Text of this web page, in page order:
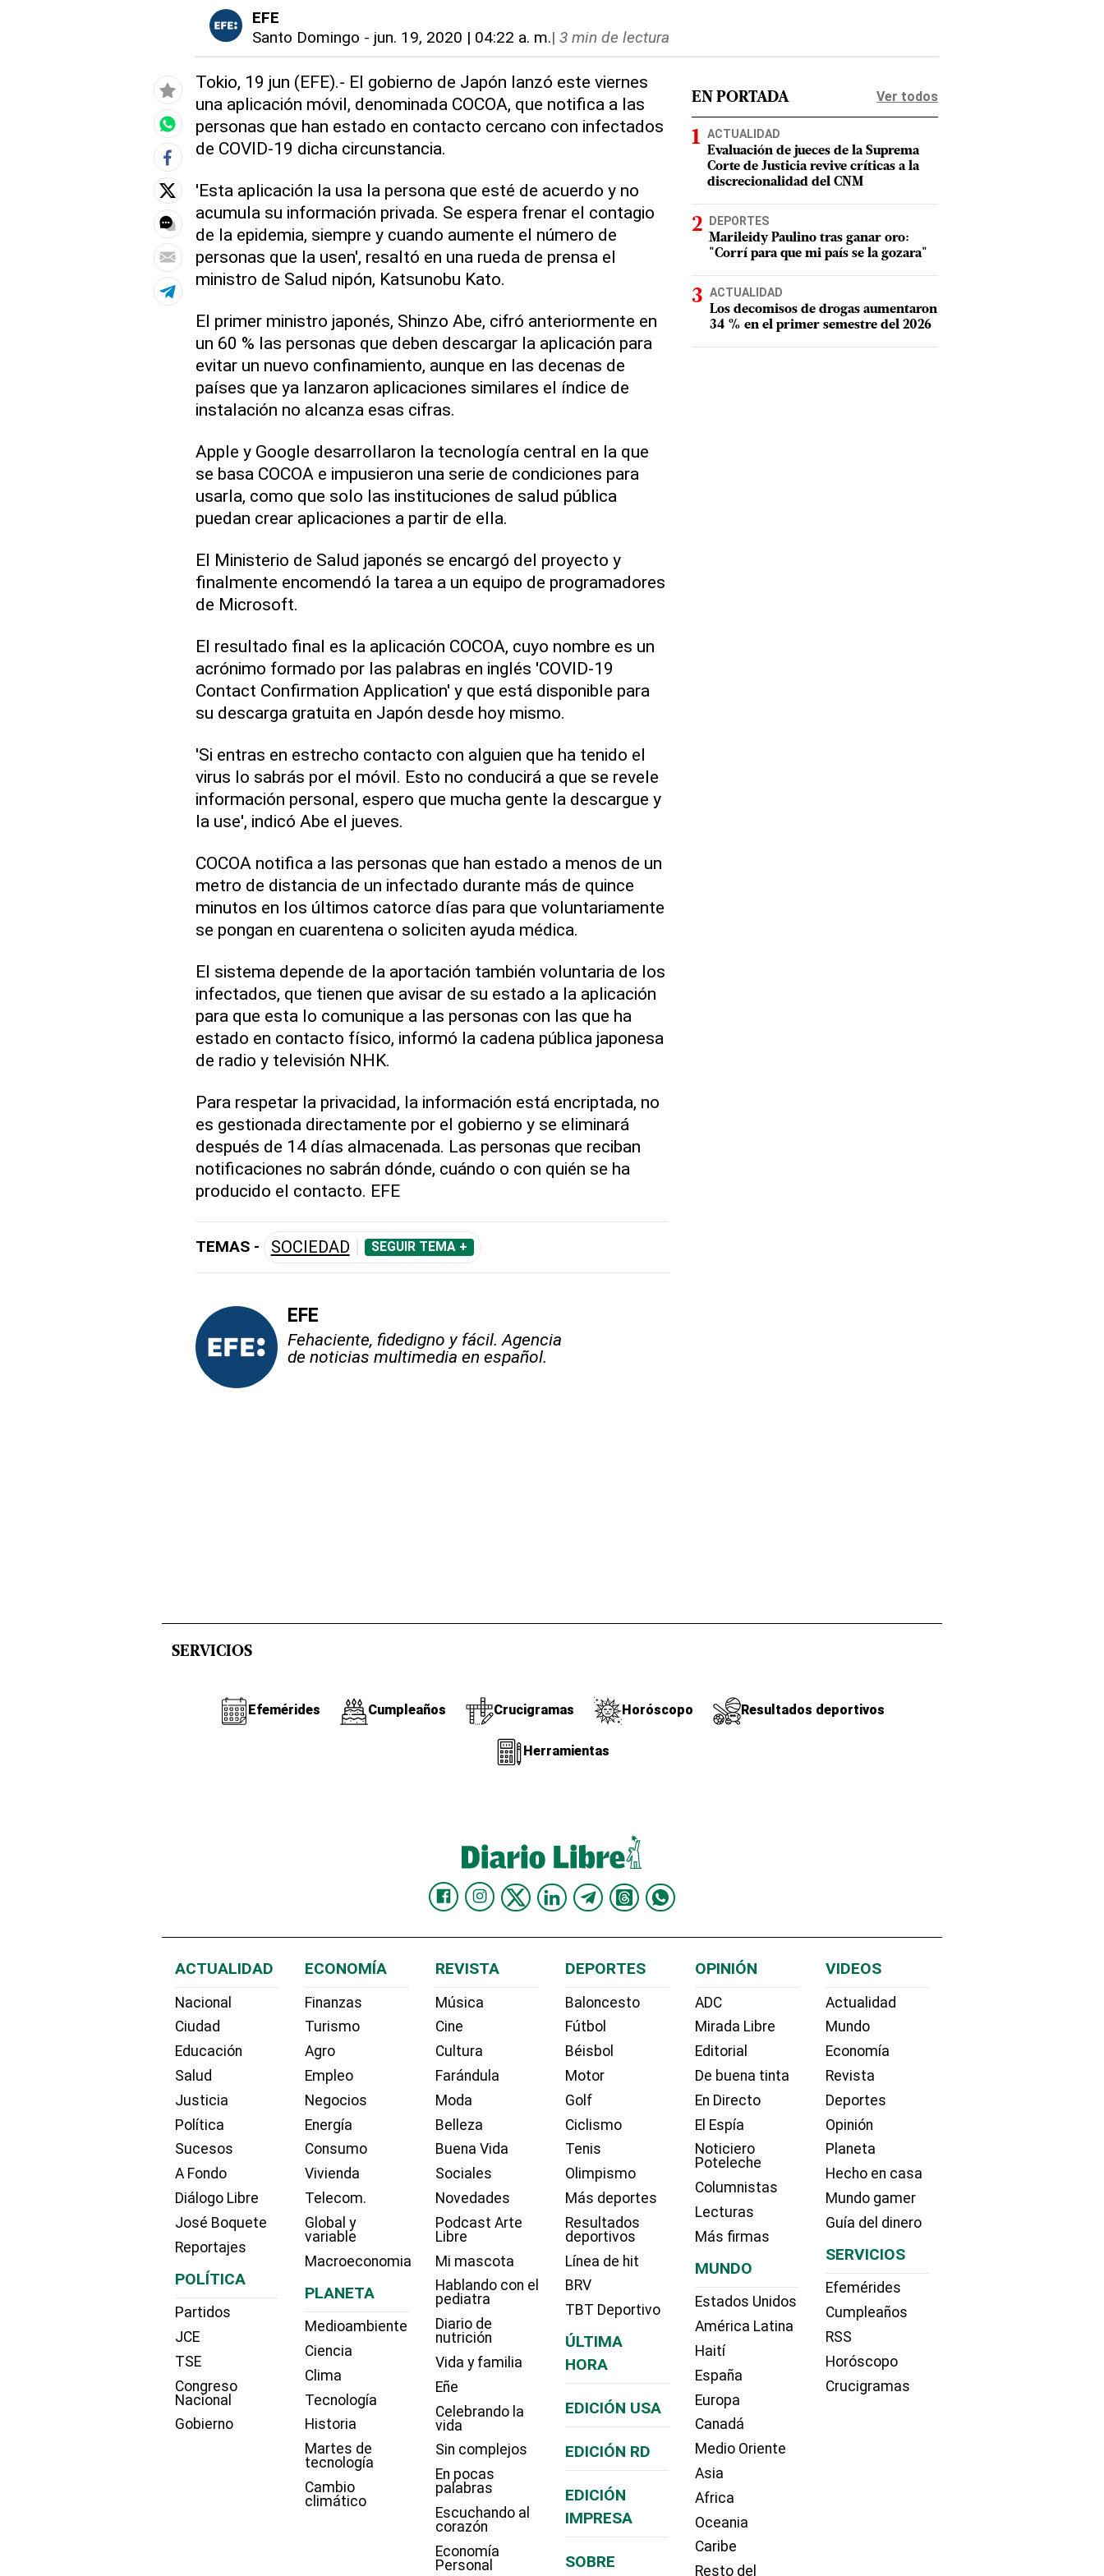
EFE
Santo Domingo - jun. 19, 2020 | 04:22 a. m.| 3 min de lectura
Tokio, 19 jun (EFE).- El gobierno de Japón lanzó este viernes
una aplicación móvil, denominada COCOA, que notifica a las
personas que han estado en contacto cercano con infectados
de COVID-19 dicha circunstancia.
'Esta aplicación la usa la persona que esté de acuerdo y no
acumula su información privada. Se espera frenar el contagio
de la epidemia, siempre y cuando aumente el número de
personas que la usen', resaltó en una rueda de prensa el
ministro de Salud nipón, Katsunobu Kato.
El primer ministro japonés, Shinzo Abe, cifró anteriormente en
un 60 % las personas que deben descargar la aplicación para
evitar un nuevo confinamiento, aunque en las decenas de
países que ya lanzaron aplicaciones similares el índice de
instalación no alcanza esas cifras.
Apple y Google desarrollaron la tecnología central en la que
se basa COCOA e impusieron una serie de condiciones para
usarla, como que solo las instituciones de salud pública
puedan crear aplicaciones a partir de ella.
El Ministerio de Salud japonés se encargó del proyecto y
finalmente encomendó la tarea a un equipo de programadores
de Microsoft.
El resultado final es la aplicación COCOA, cuyo nombre es un
acrónimo formado por las palabras en inglés 'COVID-19
Contact Confirmation Application' y que está disponible para
su descarga gratuita en Japón desde hoy mismo.
'Si entras en estrecho contacto con alguien que ha tenido el
virus lo sabrás por el móvil. Esto no conducirá a que se revele
información personal, espero que mucha gente la descargue y
la use', indicó Abe el jueves.
COCOA notifica a las personas que han estado a menos de un
metro de distancia de un infectado durante más de quince
minutos en los últimos catorce días para que voluntariamente
se pongan en cuarentena o soliciten ayuda médica.
El sistema depende de la aportación también voluntaria de los
infectados, que tienen que avisar de su estado a la aplicación
para que esta lo comunique a las personas con las que ha
estado en contacto físico, informó la cadena pública japonesa
de radio y televisión NHK.
Para respetar la privacidad, la información está encriptada, no
es gestionada directamente por el gobierno y se eliminará
después de 14 días almacenada. Las personas que reciban
notificaciones no sabrán dónde, cuándo o con quién se ha
producido el contacto. EFE
TEMAS - SOCIEDAD SEGUIR TEMA +
EFE
Fehaciente, fidedigno y fácil. Agencia
de noticias multimedia en español.
EN PORTADA Ver todos
ACTUALIDAD
Evaluación de jueces de la Suprema
Corte de Justicia revive críticas a la
discrecionalidad del CNM
DEPORTES
Marileidy Paulino tras ganar oro:
"Corrí para que mi país se la gozara"
ACTUALIDAD
Los decomisos de drogas aumentaron
34 % en el primer semestre del 2026
SERVICIOS
Efemérides Cumpleaños Crucigramas Horóscopo Resultados deportivos
Herramientas
ACTUALIDAD
Nacional
Ciudad
Educación
Salud
Justicia
Política
Sucesos
A Fondo
Diálogo Libre
José Boquete
Reportajes
POLÍTICA
Partidos
JCE
TSE
Congreso
Nacional
Gobierno
ECONOMÍA
Finanzas
Turismo
Agro
Empleo
Negocios
Energía
Consumo
Vivienda
Telecom.
Global y
variable
Macroeconomia
PLANETA
Medioambiente
Ciencia
Clima
Tecnología
Historia
Martes de
tecnología
Cambio
climático
REVISTA
Música
Cine
Cultura
Farándula
Moda
Belleza
Buena Vida
Sociales
Novedades
Podcast Arte
Libre
Mi mascota
Hablando con el
pediatra
Diario de
nutrición
Vida y familia
Eñe
Celebrando la
vida
Sin complejos
En pocas
palabras
Escuchando al
corazón
Economía
Personal
DEPORTES
Baloncesto
Fútbol
Béisbol
Motor
Golf
Ciclismo
Tenis
Olimpismo
Más deportes
Resultados
deportivos
Línea de hit
BRV
TBT Deportivo
ÚLTIMA
HORA
EDICIÓN USA
EDICIÓN RD
EDICIÓN
IMPRESA
SOBRE
OPINIÓN
ADC
Mirada Libre
Editorial
De buena tinta
En Directo
El Espía
Noticiero
Poteleche
Columnistas
Lecturas
Más firmas
MUNDO
Estados Unidos
América Latina
Haití
España
Europa
Canadá
Medio Oriente
Asia
Africa
Oceania
Caribe
Resto del
VIDEOS
Actualidad
Mundo
Economía
Revista
Deportes
Opinión
Planeta
Hecho en casa
Mundo gamer
Guía del dinero
SERVICIOS
Efemérides
Cumpleaños
RSS
Horóscopo
Crucigramas